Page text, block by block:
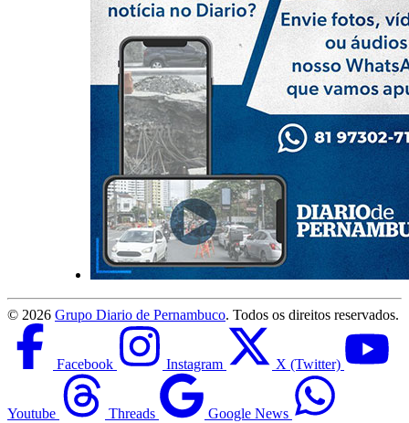
© 2026 Grupo Diario de Pernambuco. Todos os direitos reservados.
Facebook Instagram X (Twitter)
Youtube Threads
Google News